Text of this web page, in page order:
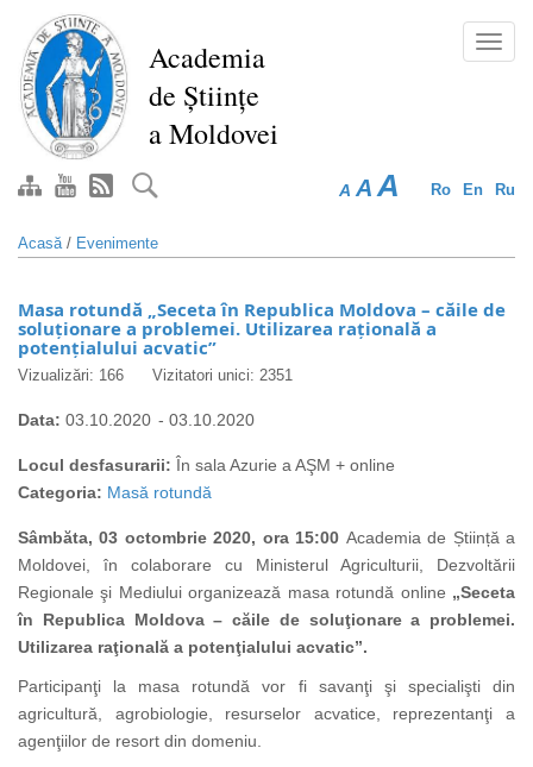
conţinutul
principal
Academia
de Științe
a Moldovei
Ro En Ru
A A A
Acasă/ Evenimente
Masa rotundă „Seceta în Republica Moldova – căile de
soluţionare a problemei. Utilizarea raţională a
potenţialului acvatic”
Vizualizări: 166 Vizitatori unici: 2351
Data: 03.10.2020 - 03.10.2020
Locul desfasurarii: În sala Azurie a AŞM + online
Categoria: Masă rotundă
Sâmbăta, 03 octombrie 2020, ora 15:00 Academia de Știință a
Moldovei, în colaborare cu Ministerul Agriculturii, Dezvoltării
Regionale şi Mediului organizează masa rotundă online „Seceta
în Republica Moldova – căile de soluţionare a problemei.
Utilizarea raţională a potenţialului acvatic”.
Participanţi la masa rotundă vor fi savanţi şi specialişti din
agricultură, agrobiologie, resurselor acvatice, reprezentanţi a
agenţiilor de resort din domeniu.